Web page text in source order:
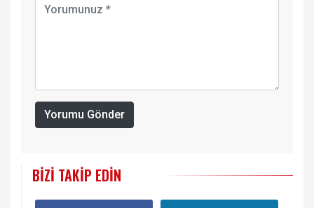
Yorumu Gönder
BIZI TAKIP EDIN